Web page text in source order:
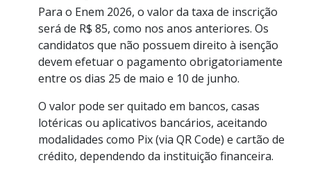
Para o Enem 2026, o valor da taxa de inscrição
será de R$ 85, como nos anos anteriores. Os
candidatos que não possuem direito à isenção
devem efetuar o pagamento obrigatoriamente
entre os dias 25 de maio e 10 de junho.
O valor pode ser quitado em bancos, casas
lotéricas ou aplicativos bancários, aceitando
modalidades como Pix (via QR Code) e cartão de
crédito, dependendo da instituição financeira.